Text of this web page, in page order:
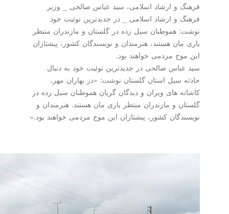
و ارشاد اسلامی، سید عباس صالحی _ وزیر
و ارشاد اسلامی _ در جدیدترین توئیت خود
هموطنان سیل زده در گلستان و مازندران منتظر
هستند، هنرمندان و نویسندگان كشور، پیشتازان
مردمی خواهند بود.
صالحی در جدیدترین توئیت خود به دنبال
سیل استان گلستان نوشت: «در بهاران مهر،
های ویران و دیدگان گریان هموطنان سیل زده در
و مازندران منتظر یاری مان هستند. هنرمندان و
كشور، پیشتازان این موج مردمی خواهند بود.»